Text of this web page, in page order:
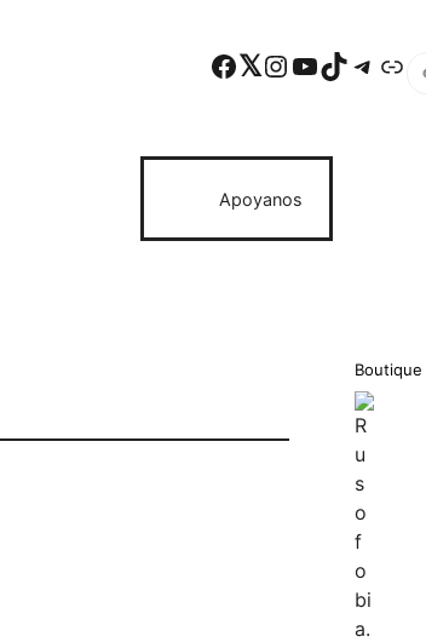
Facebook Twitter Instagram YouTube TikTok Telegram Enlace
Apoyanos
Boutique